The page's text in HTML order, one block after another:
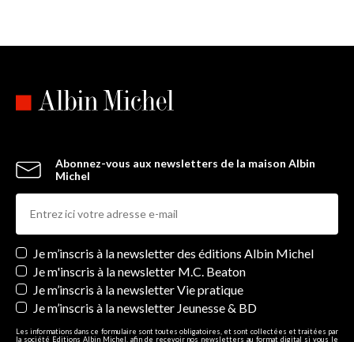
Abonnez-vous aux newsletters de la maison Albin
Michel
Newsletters
Je m’inscris à la newsletter des éditions Albin Michel
Je m'inscris à la newsletter M.C. Beaton
Je m’inscris à la newsletter Vie pratique
Je m’inscris à la newsletter Jeunesse & BD
Les informations dans ce formulaire sont toutes obligatoires, et sont collectées et traitées par
la société Editions Albin Michel, afin de recevoir nos newsletters au format digital si vous le